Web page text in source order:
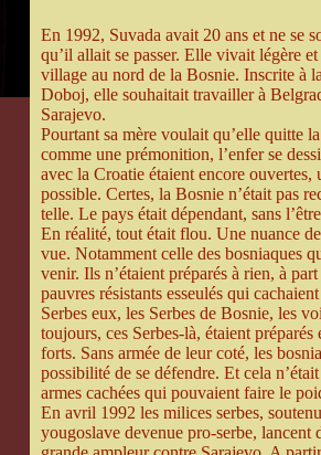
En 1992, Suvada avait 20 ans et ne se
qu’il allait se passer. Elle vivait légère
village au nord de la Bosnie. Inscrite à
Doboj, elle souhaitait travailler à
Sarajevo.
Pourtant sa mère voulait qu’elle quitte
comme une prémonition, l’enfer se
avec la Croatie étaient encore ouvertes,
possible. Certes, la Bosnie n’était pas
telle. Le pays était dépendant, sans
En réalité, tout était flou. Une nuance
vue. Notamment celle des bosniaques
venir. Ils n’étaient préparés à rien, à
pauvres résistants esseulés qui
Serbes eux, les Serbes de Bosnie, les
toujours, ces Serbes-là, étaient préparés
forts. Sans armée de leur coté, les
possibilité de se défendre. Et cela
armes cachées qui pouvaient faire le
En avril 1992 les milices serbes,
yougoslave devenue pro-serbe, lancent